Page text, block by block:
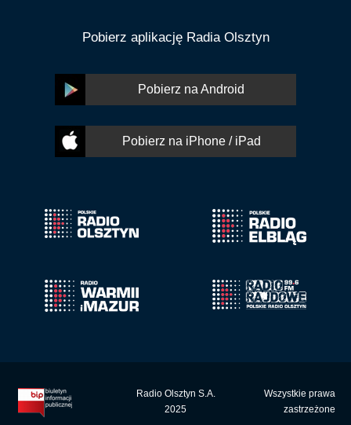
Pobierz aplikację Radia Olsztyn
Pobierz na Android
Pobierz na iPhone / iPad
Radio Olsztyn S.A.
2025
Wszystkie prawa
zastrzeżone